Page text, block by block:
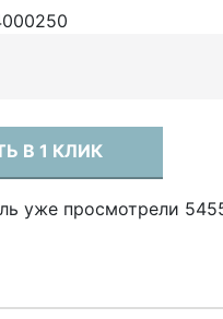
В 1 КЛИК
уже просмотрели